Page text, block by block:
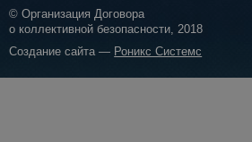
© Организация Договора
о коллективной безопасности, 2018
Создание сайта — Роникс Системс